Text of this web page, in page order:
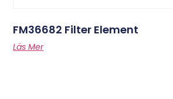
FM36682 Filter Element
Läs Mer